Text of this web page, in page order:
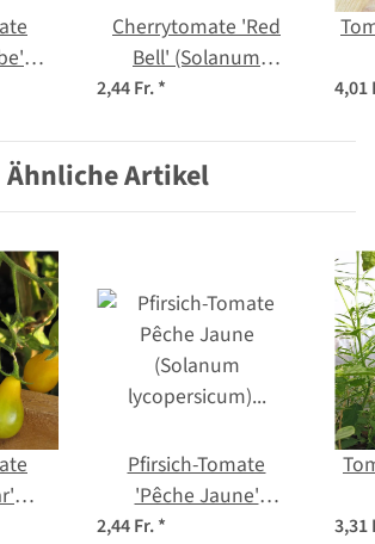
Cherrytomate 'Red
Bell' (Solanum
lycopersicum) Samen
2,44 Fr.* 4,01
Ähnliche Artikel
Pfirsich-Tomate
'Pêche Jaune'
(Solanum
2,44 Fr.* 3,31